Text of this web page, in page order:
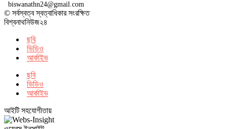
biswanathn24@gmail.com
© সর্বস্বত্ব স্বত্বাধিকার সংরক্ষিত
বিশ্বনাথনিউজ২৪
ছবি
ভিডিও
আর্কাইভ
ছবি
ভিডিও
আর্কাইভ
আইটি সহযোগীতায়